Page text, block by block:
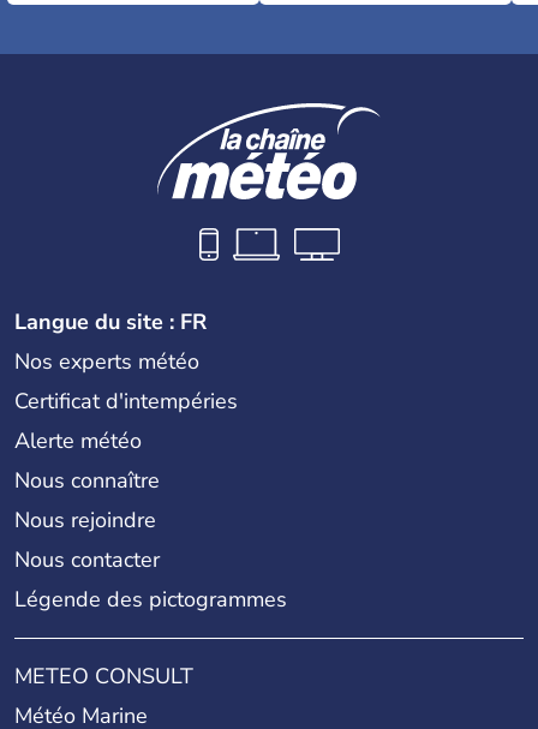
Langue du site : FR
Nos experts météo
Certificat d'intempéries
Alerte météo
Nous connaître
Nous rejoindre
Nous contacter
Légende des pictogrammes
METEO CONSULT
Météo Marine